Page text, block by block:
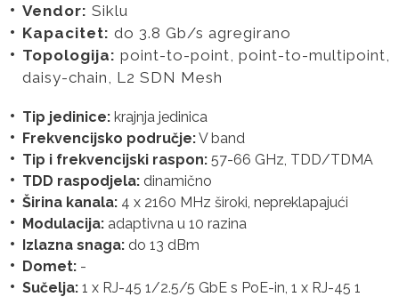
Vendor: Siklu
Kapacitet: do 3.8 Gb/s agregirano
Topologija: point-to-point, point-to-multipoint,
daisy-chain, L2 SDN Mesh
Tip jedinice: krajnja jedinica
Frekvencijsko područje:V band
Tip i frekvencijski raspon: 57-66 GHz, TDD/TDMA
TDD raspodjela: dinamično
Širina kanala: 4 x 2160 MHz široki, nepreklapajući
Modulacija: adaptivna u 10 razina
Izlazna snaga: do 13 dBm
Domet: -
Sučelja: 1 x RJ-45 1/2.5/5 GbE s PoE-in, 1 x RJ-45 1